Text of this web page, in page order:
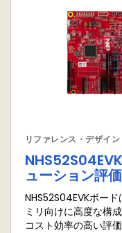
リファレンス・デザイン
ューション評
NHS52S04EVKボー
ミリ向けに高度な構
コスト効率の高い評